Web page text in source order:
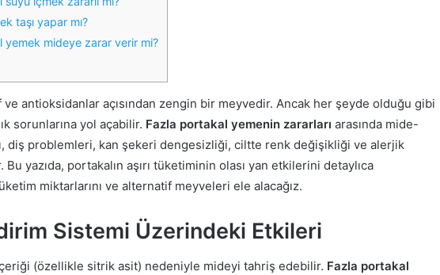
taşı yapar mı?
yemek mideye zarar verir mi?
antioksidanlar açısından zengin bir meyvedir. Ancak her şeyde olduğu gibi
sorunlarına yol açabilir. Fazla portakal yemenin zararları arasında mide-
diş problemleri, kan şekeri dengesizliği, ciltte renk değişikliği ve alerjik
yazıda, portakalın aşırı tüketiminin olası yan etkilerini detaylıca
miktarlarını ve alternatif meyveleri ele alacağız.
Sistemi Üzerindeki Etkileri
(özellikle sitrik asit) nedeniyle mideyi tahriş edebilir. Fazla portakal